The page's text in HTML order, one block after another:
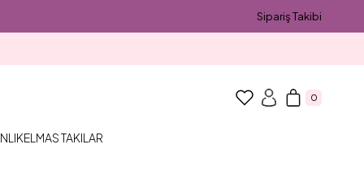
Sipariş Takibi
0
ELMAS TAKILAR